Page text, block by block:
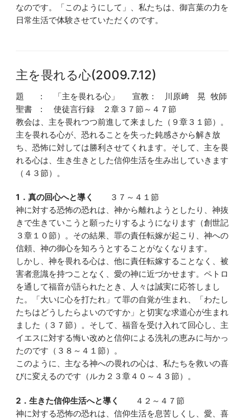
なのです。「このようにして」、私たちは、御言葉の力を
日常生活で体験させていただくのです。
主を畏れる心(2009.7.12)
題 ： 「主を畏れる心」 宣教： 川原﨑 晃 牧師
聖書 ： 使徒言行録 ２章３７節～４７節
教会は、主を畏れつつ前進して来ました（９章３１節）。
主を畏れる心が、恐れることを失った鈍感さから解き放
ち、恐怖に対しては勝利させてくれます。そして、主を畏
れる心は、生き生きとした信仰生活を生み出していきます
（４３節）。
1．真の回心へと導く
３７～４１節
神に対する恐怖の恐れは、神から離れようとしたり、神抜
きで生きていこうと願ったりするようになります（創世記
３章１０節）。その結果、罪の責任転嫁が起こり、神への
信頼、神の御心を知ろうとすることがなくなります。
しかし、神を畏れる心は、他に責任転嫁することなく、被
害者意識を持つことなく、愛の神に近づかせます。ペトロ
を通して福音が語られたとき、人々は誠実に応答しまし
た。「大いに心を打たれ」て罪の自覚が生まれ、「わたし
たちはどうしたらよいのですか」と切実な求道心が生まれ
ました（３７節）。そして、福音を受け入れて回心し、主
イエスに対する悔い改めと信仰による洗礼の恵みに与かっ
たのです（３８～４１節）。
このように、主なる神への畏れの心は、私たちを救いの喜
びに変えるのです（ルカ２３章４０～４３節）。
2．生きた信仰生活へと導く
４２～４７節
神に対する恐怖の恐れは、信仰生活を息苦しくし、愛、喜